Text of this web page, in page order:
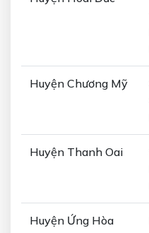
Huyện Chương Mỹ
Huyện Thanh Oai
Huyện Ứng Hòa